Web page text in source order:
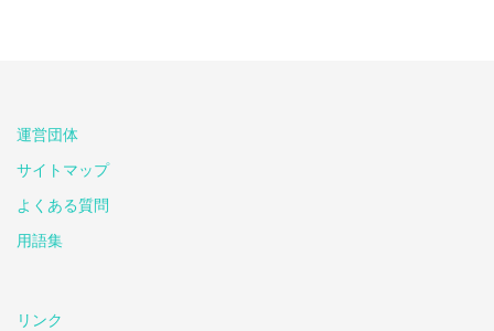
運営団体
サイトマップ
よくある質問
用語集
リンク